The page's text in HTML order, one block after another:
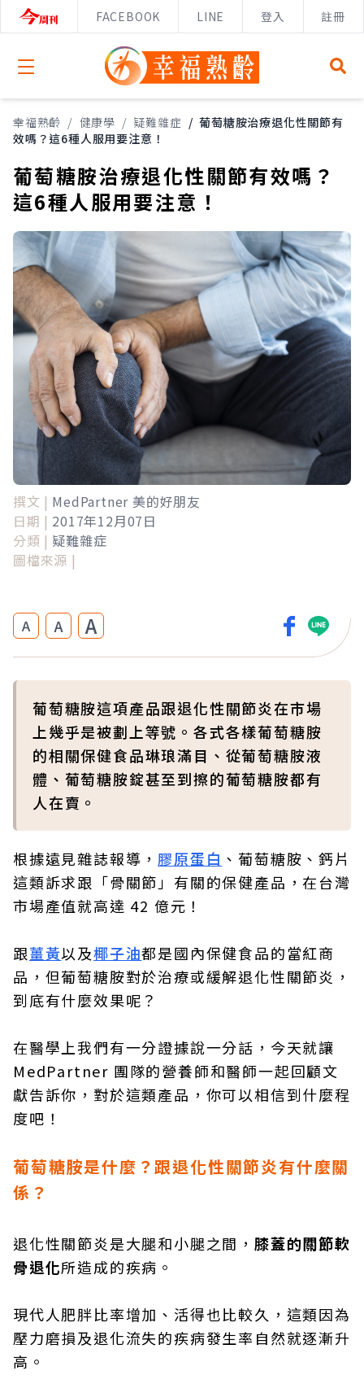
FACEBOOK LINE 登入 註冊
Open menu
幸福熟齡 / 健康學 / 疑難雜症 / 葡萄糖胺治療退化性關節有
效嗎？這6種人服用要注意！
葡萄糖胺治療退化性關節有效嗎？
這6種人服用要注意！
撰文 | MedPartner 美的好朋友
日期 | 2017年12月07日
分類 | 疑難雜症
圖檔來源 |
A A A
葡萄糖胺這項產品跟退化性關節炎在市場
上幾乎是被劃上等號。各式各樣葡萄糖胺
的相關保健食品琳琅滿目、從葡萄糖胺液
體、葡萄糖胺錠甚至到擦的葡萄糖胺都有
人在賣。
根據遠見雜誌報導， 膠原蛋白 、葡萄糖胺、鈣片
這類訴求跟「骨關節」有關的保健產品，在台灣
市場產值就高達 42 億元！
跟薑黃以及椰子油都是國內保健食品的當紅商
品，但葡萄糖胺對於治療或緩解退化性關節炎，
到底有什麼效果呢？
在醫學上我們有一分證據說一分話，今天就讓
MedPartner 團隊的營養師和醫師一起回顧文
獻告訴你，對於這類產品，你可以相信到什麼程
度吧！
葡萄糖胺是什麼？跟退化性關節炎有什麼關
係？
退化性關節炎是大腿和小腿之間， 膝蓋的關節軟
骨退化所造成的疾病。
現代人肥胖比率增加、活得也比較久，這類因為
壓力磨損及退化流失的疾病發生率自然就逐漸升
高。